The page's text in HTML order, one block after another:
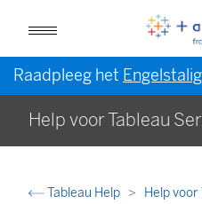
Raadpleeg het Engelstalige
Help voor Tableau
Tableau Help
Help